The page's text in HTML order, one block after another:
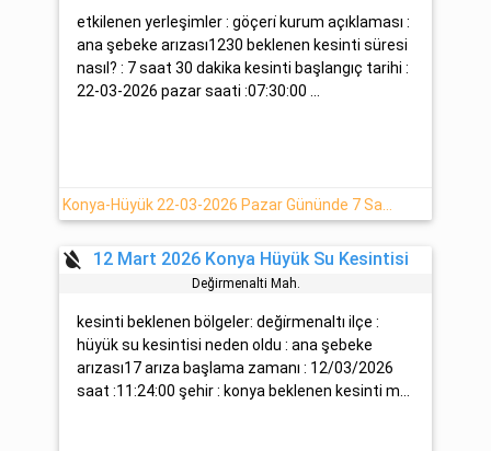
etkilenen yerleşimler : göçeri̇ kurum açıklaması :
ana şebeke arızası1230 beklenen kesinti süresi
nasıl? : 7 saat 30 dakika kesinti başlangıç tarihi :
22-03-2026 pazar saati :07:30:00 ...
format_color_reset 12 Mart 2026 Konya Hüyük Su Kesintisi
Deği̇rmenalti Mah.
kesinti beklenen bölgeler: deği̇rmenaltı ilçe :
hüyük su kesintisi neden oldu : ana şebeke
arızası17 arıza başlama zamanı : 12/03/2026
saat :11:24:00 şehir : konya beklenen kesinti m...